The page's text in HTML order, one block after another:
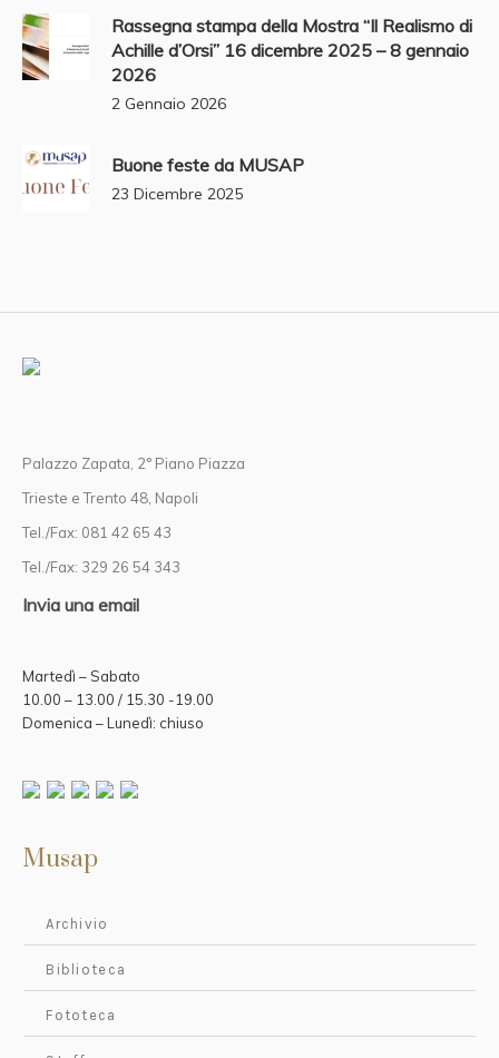
Rassegna stampa della Mostra “Il Realismo di
Achille d’Orsi” 16 dicembre 2025 – 8 gennaio
2026
2 Gennaio 2026
Buone feste da MUSAP
23 Dicembre 2025
Palazzo Zapata, 2° Piano Piazza
Trieste e Trento 48, Napoli
Tel./Fax: 081 42 65 43
Tel./Fax: 329 26 54 343
Invia una email
Martedì – Sabato
10.00 – 13.00 / 15.30 -19.00
Domenica – Lunedì: chiuso
Musap
Archivio
Biblioteca
Fototeca